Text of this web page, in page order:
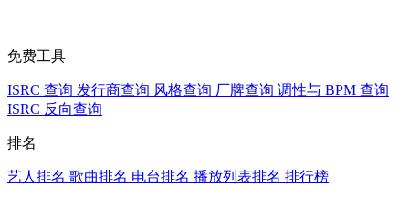
免费工具
ISRC 查询 发行商查询 风格查询 厂牌查询 调性与 BPM 查询
ISRC 反向查询
排名
艺人排名 歌曲排名 电台排名 播放列表排名 排行榜